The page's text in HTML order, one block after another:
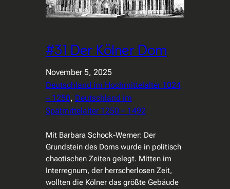
#31 Der Kölner Dom
November 5, 2025
Deutschland im Hochmittelalter 1024
– 1250, Deutschland im
Spätmittelalter 1250 – 1492
Mit Barbara Schock-Werner: Der
Grundstein des Doms wurde in politisch
chaotischen Zeiten gelegt. Mitten im
Interregnum, der herrscherlosen Zeit,
wollten die Kölner das größte Gebäude